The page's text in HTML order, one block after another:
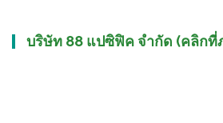
บริษัท 88 แปซิฟิค จำกัด (คลิกที่